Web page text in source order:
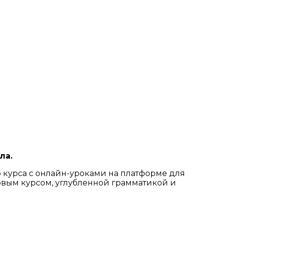
с онлайн-уроками на платформе для
курсом, углубленной грамматикой и